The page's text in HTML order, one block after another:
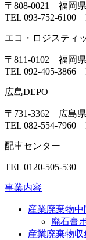
〒808-0021 福岡
TEL 093-752-6100
エコ・ロジスティ
〒811-0102 福岡
TEL 092-405-3866
広島DEPO
〒731-3362 広島
TEL 082-554-7960
配車センター
TEL 0120-505-530
事業内容
産業廃棄物
廃石膏
産業廃棄物